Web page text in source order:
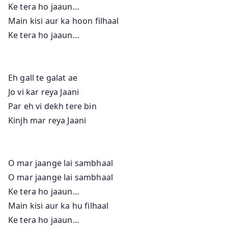
Ke tera ho jaaun…
Main kisi aur ka hoon filhaal
Ke tera ho jaaun…
Eh gall te galat ae
Jo vi kar reya Jaani
Par eh vi dekh tere bin
Kinjh mar reya Jaani
O mar jaange lai sambhaal
O mar jaange lai sambhaal
Ke tera ho jaaun…
Main kisi aur ka hu filhaal
Ke tera ho jaaun…